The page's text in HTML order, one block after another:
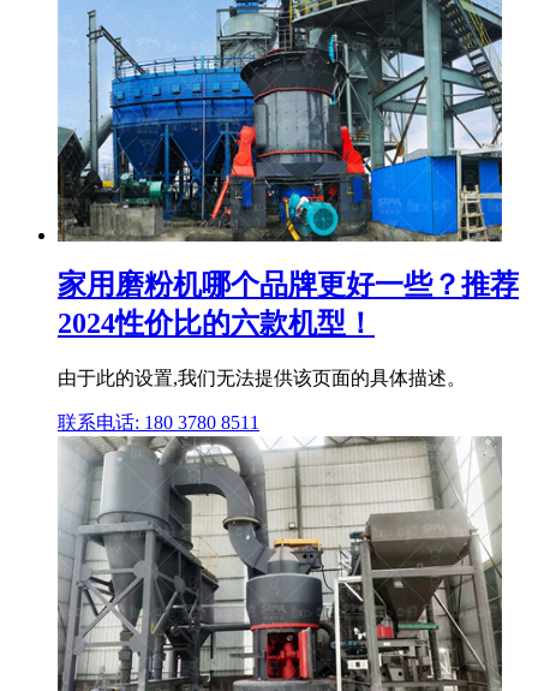
家用磨粉机哪个品牌更好一些？推荐
2024性价比的六款机型！
由于此的设置,我们无法提供该页面的具体描述。
联系电话: 180 3780 8511